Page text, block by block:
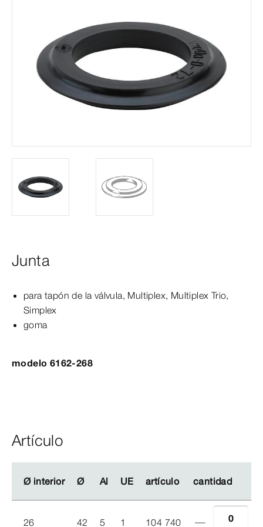
Junta
para tapón de la válvula, Multiplex, Multiplex Trio,
Simplex
goma
modelo 6162-268
Artículo
Ø interior Ø Al UE artículo cantidad
Ø interior Ø Al UE artículo cantidad
26 42 5 1 104 740